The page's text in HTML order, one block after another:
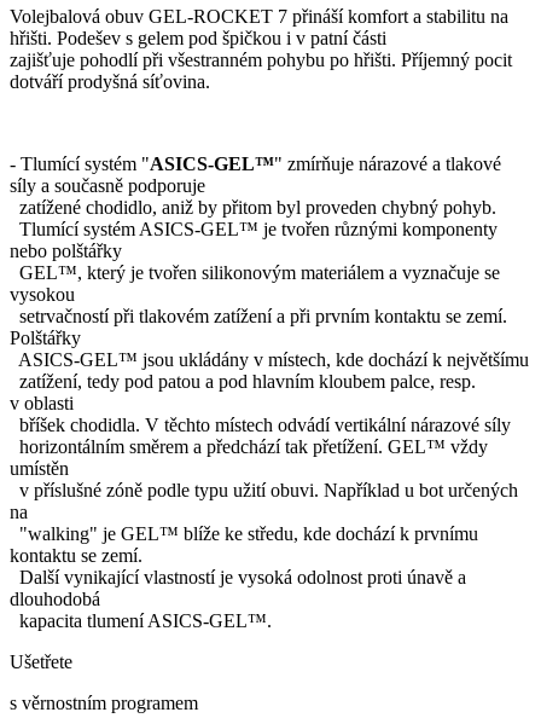
Volejbalová obuv GEL-ROCKET 7 přináší komfort a stabilitu na
hřišti. Podešev s gelem pod špičkou i v patní části
zajišťuje pohodlí při všestranném pohybu po hřišti. Příjemný pocit
dotváří prodyšná síťovina.
- Tlumící systém "ASICS-GEL™" zmírňuje nárazové a tlakové
síly a současně podporuje
zatížené chodidlo, aniž by přitom byl proveden chybný pohyb.
Tlumící systém ASICS-GEL™ je tvořen různými komponenty
nebo polštářky
GEL™, který je tvořen silikonovým materiálem a vyznačuje se
vysokou
setrvačností při tlakovém zatížení a při prvním kontaktu se zemí.
Polštářky
ASICS-GEL™ jsou ukládány v místech, kde dochází k největšímu
zatížení, tedy pod patou a pod hlavním kloubem palce, resp.
v oblasti
bříšek chodidla. V těchto místech odvádí vertikální nárazové síly
horizontálním směrem a předchází tak přetížení. GEL™ vždy
umístěn
v příslušné zóně podle typu užití obuvi. Například u bot určených
na
"walking" je GEL™ blíže ke středu, kde dochází k prvnímu
kontaktu se zemí.
Další vynikající vlastností je vysoká odolnost proti únavě a
dlouhodobá
kapacita tlumení ASICS-GEL™.
Ušetřete
s věrnostním programem